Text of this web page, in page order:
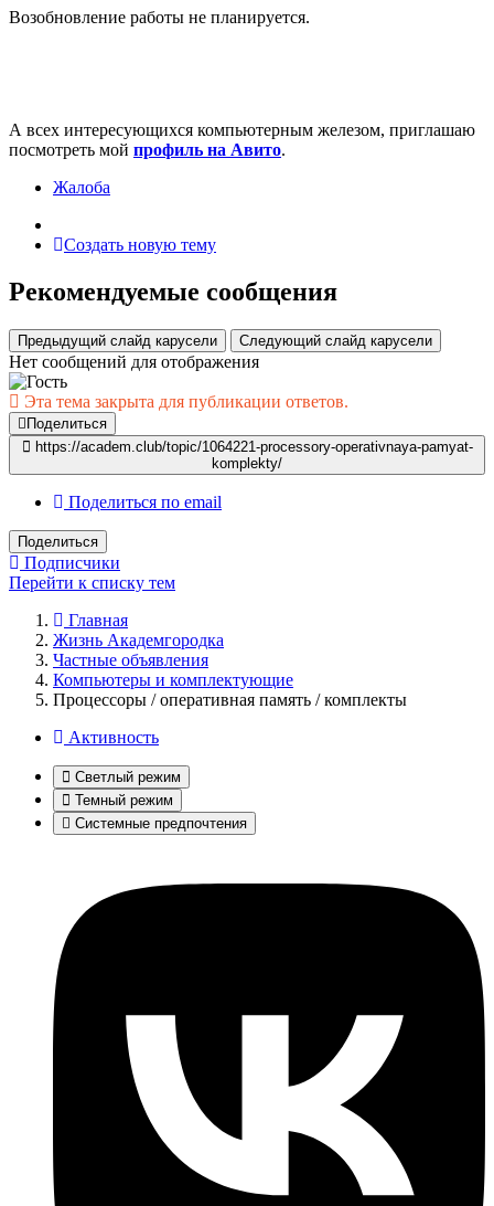
Возобновление работы не планируется.
А всех интересующихся компьютерным железом, приглашаю
посмотреть мой профиль на Авито.
Жалоба
Создать новую тему
Рекомендуемые сообщения
Предыдущий слайд карусели Следующий слайд карусели
Нет сообщений для отображения
Эта тема закрыта для публикации ответов.
Поделиться
https://academ.club/topic/1064221-processory-operativnaya-pamyat-
komplekty/
Поделиться по email
Поделиться
Подписчики
Перейти к списку тем
Главная
Жизнь Академгородка
Частные объявления
Компьютеры и комплектующие
Процессоры / оперативная память / комплекты
Активность
Светлый режим
Темный режим
Системные предпочтения